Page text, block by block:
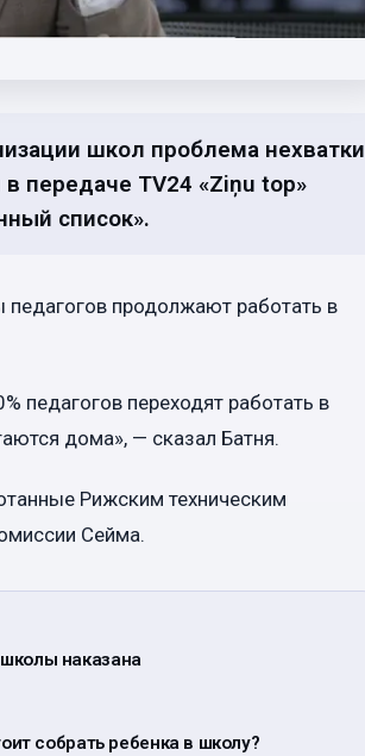
школ проблема нехватки
передаче TV24 «Ziņu top»
список».
продолжают работать в
педагогов переходят работать в
дома», — сказал Батня.
Рижским техническим
Сейма.
наказана
собрать ребенка в школу?